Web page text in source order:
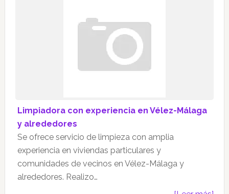
Limpiadora con experiencia en Vélez-Málaga
y alrededores
Se ofrece servicio de limpieza con amplia
experiencia en viviendas particulares y
comunidades de vecinos en Vélez-Málaga y
alrededores. Realizo…